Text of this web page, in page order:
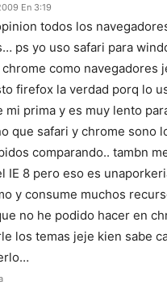
En 3:19
todos los
ps yo uso safari para
como navegadores
firefox la verdad porq lo
mi prima y es muy lento
que safari y chrome sono
comparando.. tambn
IE 8 pero eso es
y consume muchos
no he podido hacer en
los temas jeje kien sabe